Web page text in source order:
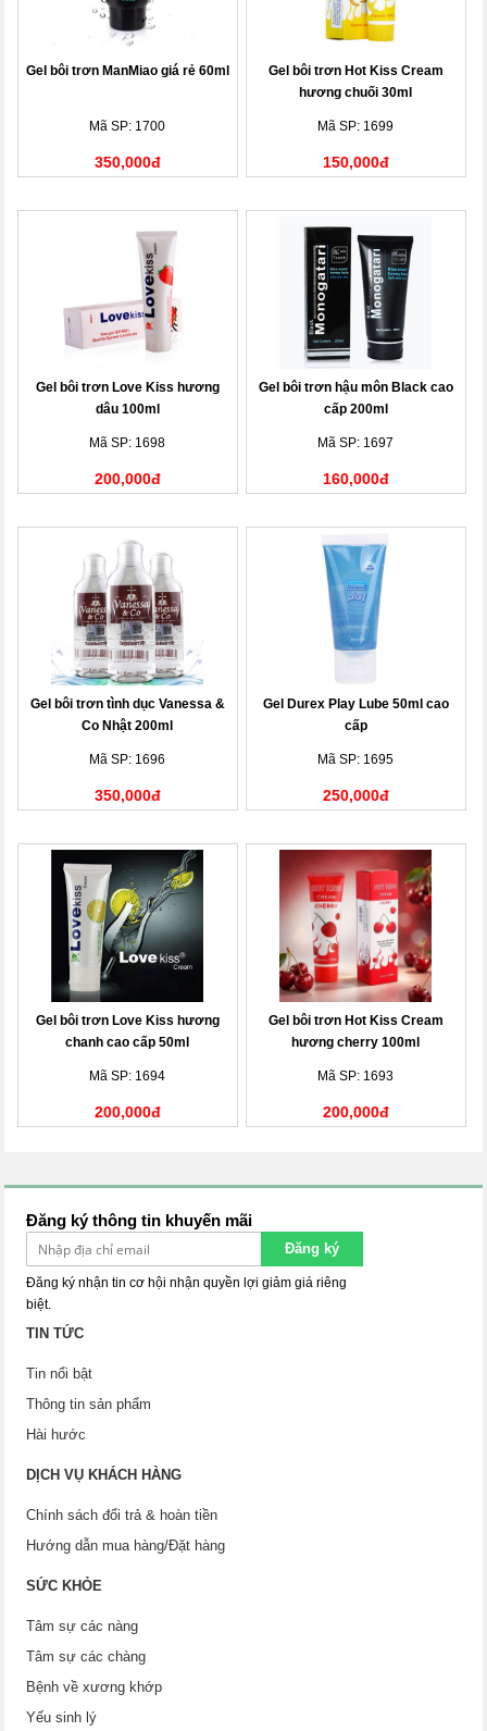
Gel bôi trơn ManMiao giá rẻ 60ml
Mã SP: 1700
350,000đ
Gel bôi trơn Hot Kiss Cream
hương chuối 30ml
Mã SP: 1699
150,000đ
Gel bôi trơn Love Kiss hương
dâu 100ml
Mã SP: 1698
200,000đ
Gel bôi trơn hậu môn Black cao
cấp 200ml
Mã SP: 1697
160,000đ
Gel bôi trơn tình dục Vanessa &
Co Nhật 200ml
Mã SP: 1696
350,000đ
Gel Durex Play Lube 50ml cao
cấp
Mã SP: 1695
250,000đ
Gel bôi trơn Love Kiss hương
chanh cao cấp 50ml
Mã SP: 1694
200,000đ
Gel bôi trơn Hot Kiss Cream
hương cherry 100ml
Mã SP: 1693
200,000đ
Đăng ký thông tin khuyến mãi
Đăng ký
Đăng ký nhận tin cơ hội nhận quyền lợi giảm giá riêng
biệt.
TIN TỨC
Tin nổi bật
Thông tin sản phẩm
Hài hước
DỊCH VỤ KHÁCH HÀNG
Chính sách đổi trả & hoàn tiền
Hướng dẫn mua hàng/Đặt hàng
SỨC KHỎE
Tâm sự các nàng
Tâm sự các chàng
Bệnh về xương khớp
Yếu sinh lý